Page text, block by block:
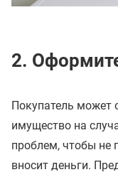
2.
Покупатель может
имущество на
проблем, чтобы не
вносит деньги.